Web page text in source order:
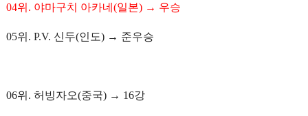
04위. 야마구치 아카네(일본) → 우승
05위. P.V. 신두(인도) → 준우승
06위. 허빙자오(중국) → 16강